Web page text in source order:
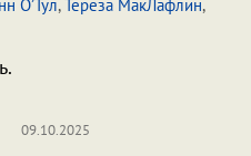
О’Тул,Тереза МакЛафлин,
09.10.2025